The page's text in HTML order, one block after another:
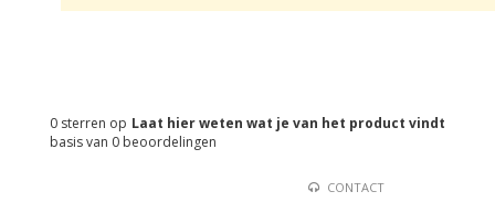
Laat hier weten wat je van het product vindt
0 sterren op
basis van 0 beoordelingen
CONTACT